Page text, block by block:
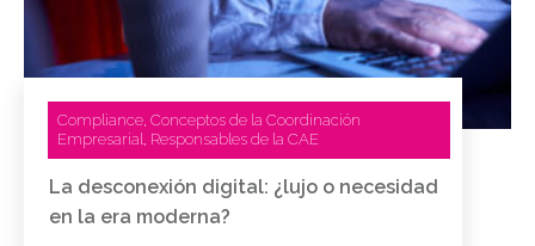
Compliance, Conceptos de la Coordinación
Empresarial, Responsables de la CAE
La desconexión digital: ¿lujo o necesidad
en la era moderna?